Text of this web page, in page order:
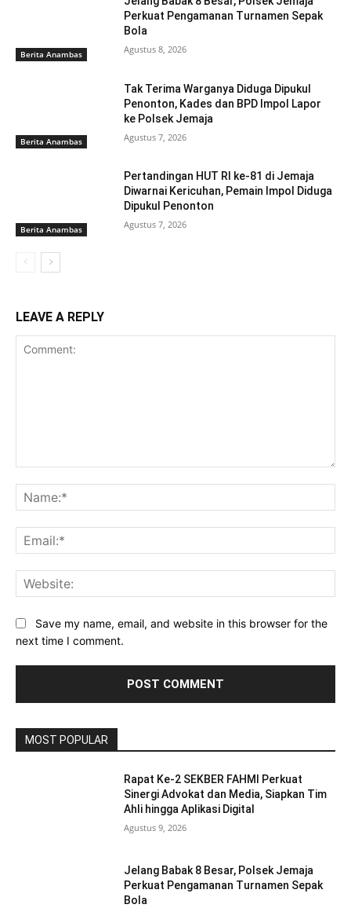
Berita Anambas
Perkuat Pengamanan Turnamen Sepak
Bola
Agustus 8, 2026
Berita Anambas
Tak Terima Warganya Diduga Dipukul
Penonton, Kades dan BPD Impol Lapor
ke Polsek Jemaja
Agustus 7, 2026
Berita Anambas
Pertandingan HUT RI ke-81 di Jemaja
Diwarnai Kericuhan, Pemain Impol Diduga
Dipukul Penonton
Agustus 7, 2026
LEAVE A REPLY
Save my name, email, and website in this browser for the
next time I comment.
MOST POPULAR
Rapat Ke-2 SEKBER FAHMI Perkuat
Sinergi Advokat dan Media, Siapkan Tim
Ahli hingga Aplikasi Digital
Agustus 9, 2026
Jelang Babak 8 Besar, Polsek Jemaja
Perkuat Pengamanan Turnamen Sepak
Bola